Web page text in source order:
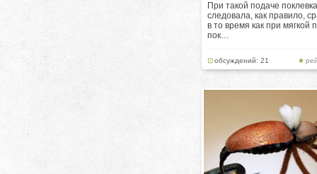
При такой подаче поклевка
следовала, как правило,
в то время как при мягкой
пок…
обсуждений: 21